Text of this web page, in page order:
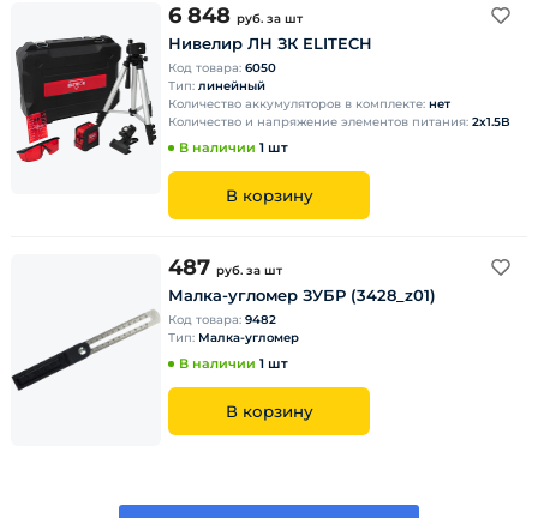
6 848 руб. за шт
Нивелир ЛН ЗК ELITECH
Код товара: 6050
Тип: линейный
Количество аккумуляторов в комплекте: нет
Количество и напряжение элементов питания: 2х1.5B
В наличии 1 шт
В корзину
487 руб. за шт
Малка-угломер ЗУБР (3428_z01)
Код товара: 9482
Тип: Малка-угломер
В наличии 1 шт
В корзину